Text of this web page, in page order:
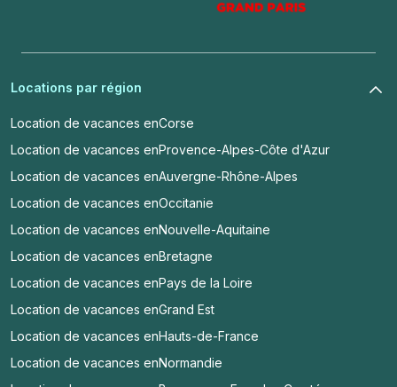
Locations par région
Location de vacances enCorse
Location de vacances enProvence-Alpes-Côte d'Azur
Location de vacances enAuvergne-Rhône-Alpes
Location de vacances enOccitanie
Location de vacances enNouvelle-Aquitaine
Location de vacances enBretagne
Location de vacances enPays de la Loire
Location de vacances enGrand Est
Location de vacances enHauts-de-France
Location de vacances enNormandie